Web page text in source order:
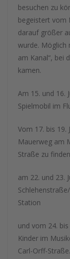
besuchen zu
begeistert vom
darauf größer
wurde. Möglich
am Kanal“, bei
kamen.
Am 15. und 16.
Spielmobil im
Vom 17. bis 19.
Mauerweg am
Straße zu
am 22. und 23.
Station
und vom 24.
Kinder im
Carl-Orff-Straße.